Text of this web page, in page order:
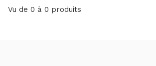
Vu de 0 à 0 produits